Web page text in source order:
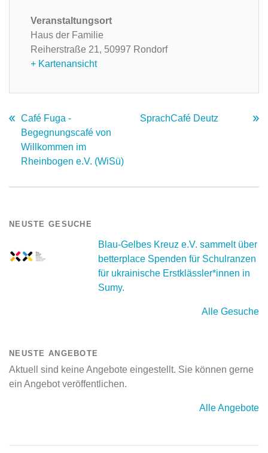
Veranstaltungsort
Haus der Familie
Reiherstraße 21, 50997 Rondorf
+ Kartenansicht
Café Fuga -
Begegnungscafé von
Willkommen im
Rheinbogen e.V. (WiSü)
SprachCafé Deutz
NEUSTE GESUCHE
Blau-Gelbes Kreuz e.V. sammelt über
betterplace Spenden für Schulranzen
für ukrainische Erstklässler*innen in
Sumy.
Alle Gesuche
NEUSTE ANGEBOTE
Aktuell sind keine Angebote eingestellt. Sie können gerne
ein Angebot veröffentlichen.
Alle Angebote